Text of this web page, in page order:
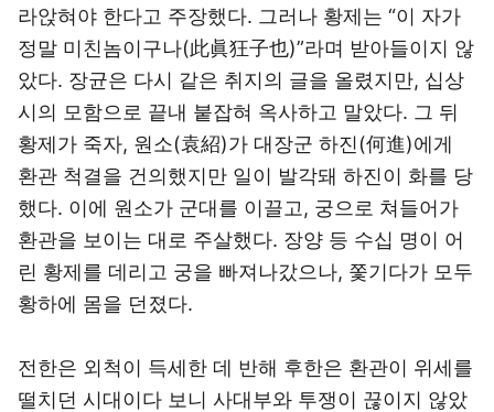
라앉혀야 한다고 주장했다. 그러나 황제는 “이 자가
정말 미친놈이구나(此眞狂子也)”라며 받아들이지 않
았다. 장균은 다시 같은 취지의 글을 올렸지만, 십상
시의 모함으로 끝내 붙잡혀 옥사하고 말았다. 그 뒤
황제가 죽자, 원소(袁紹)가 대장군 하진(何進)에게
환관 척결을 건의했지만 일이 발각돼 하진이 화를 당
했다. 이에 원소가 군대를 이끌고, 궁으로 쳐들어가
환관을 보이는 대로 주살했다. 장양 등 수십 명이 어
린 황제를 데리고 궁을 빠져나갔으나, 쫓기다가 모두
황하에 몸을 던졌다.
전한은 외척이 득세한 데 반해 후한은 환관이 위세를
떨치던 시대이다 보니 사대부와 투쟁이 끊이지 않았